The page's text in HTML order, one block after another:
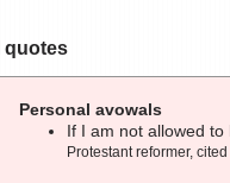
quotes
Personal avowals
If I am not allowed
Protestant reformer,